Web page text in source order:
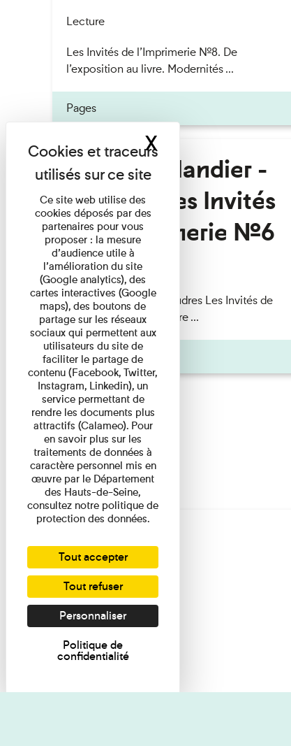
Lecture
Les Invités de l’Imprimerie n°8. De
l’exposition au livre. Modernités ...
Pages
Fanny Taillandier -
Foudres Les Invités
de l’Imprimerie n°6
Lecture
Fanny Taillandier – Foudres Les Invités de
l’Imprimerie n°6 Lecture ...
Pages
Ce site web utilise des
cookies déposés par des
partenaires pour vous
proposer : la mesure
d’audience utile à
l’amélioration du site
(Google analytics), des
cartes interactives (Google
maps), des boutons de
partage sur les réseaux
sociaux qui permettent aux
utilisateurs du site de
faciliter le partage de
contenu (Facebook, Twitter,
Instagram, Linkedin), un
service permettant de
rendre les documents plus
attractifs (Calameo). Pour
en savoir plus sur les
traitements de données à
caractère personnel mis en
œuvre par le Département
des Hauts-de-Seine,
consultez notre politique de
protection des données.
Tout accepter
Tout refuser
Personnaliser
Politique de
confidentialité
XMasquer le